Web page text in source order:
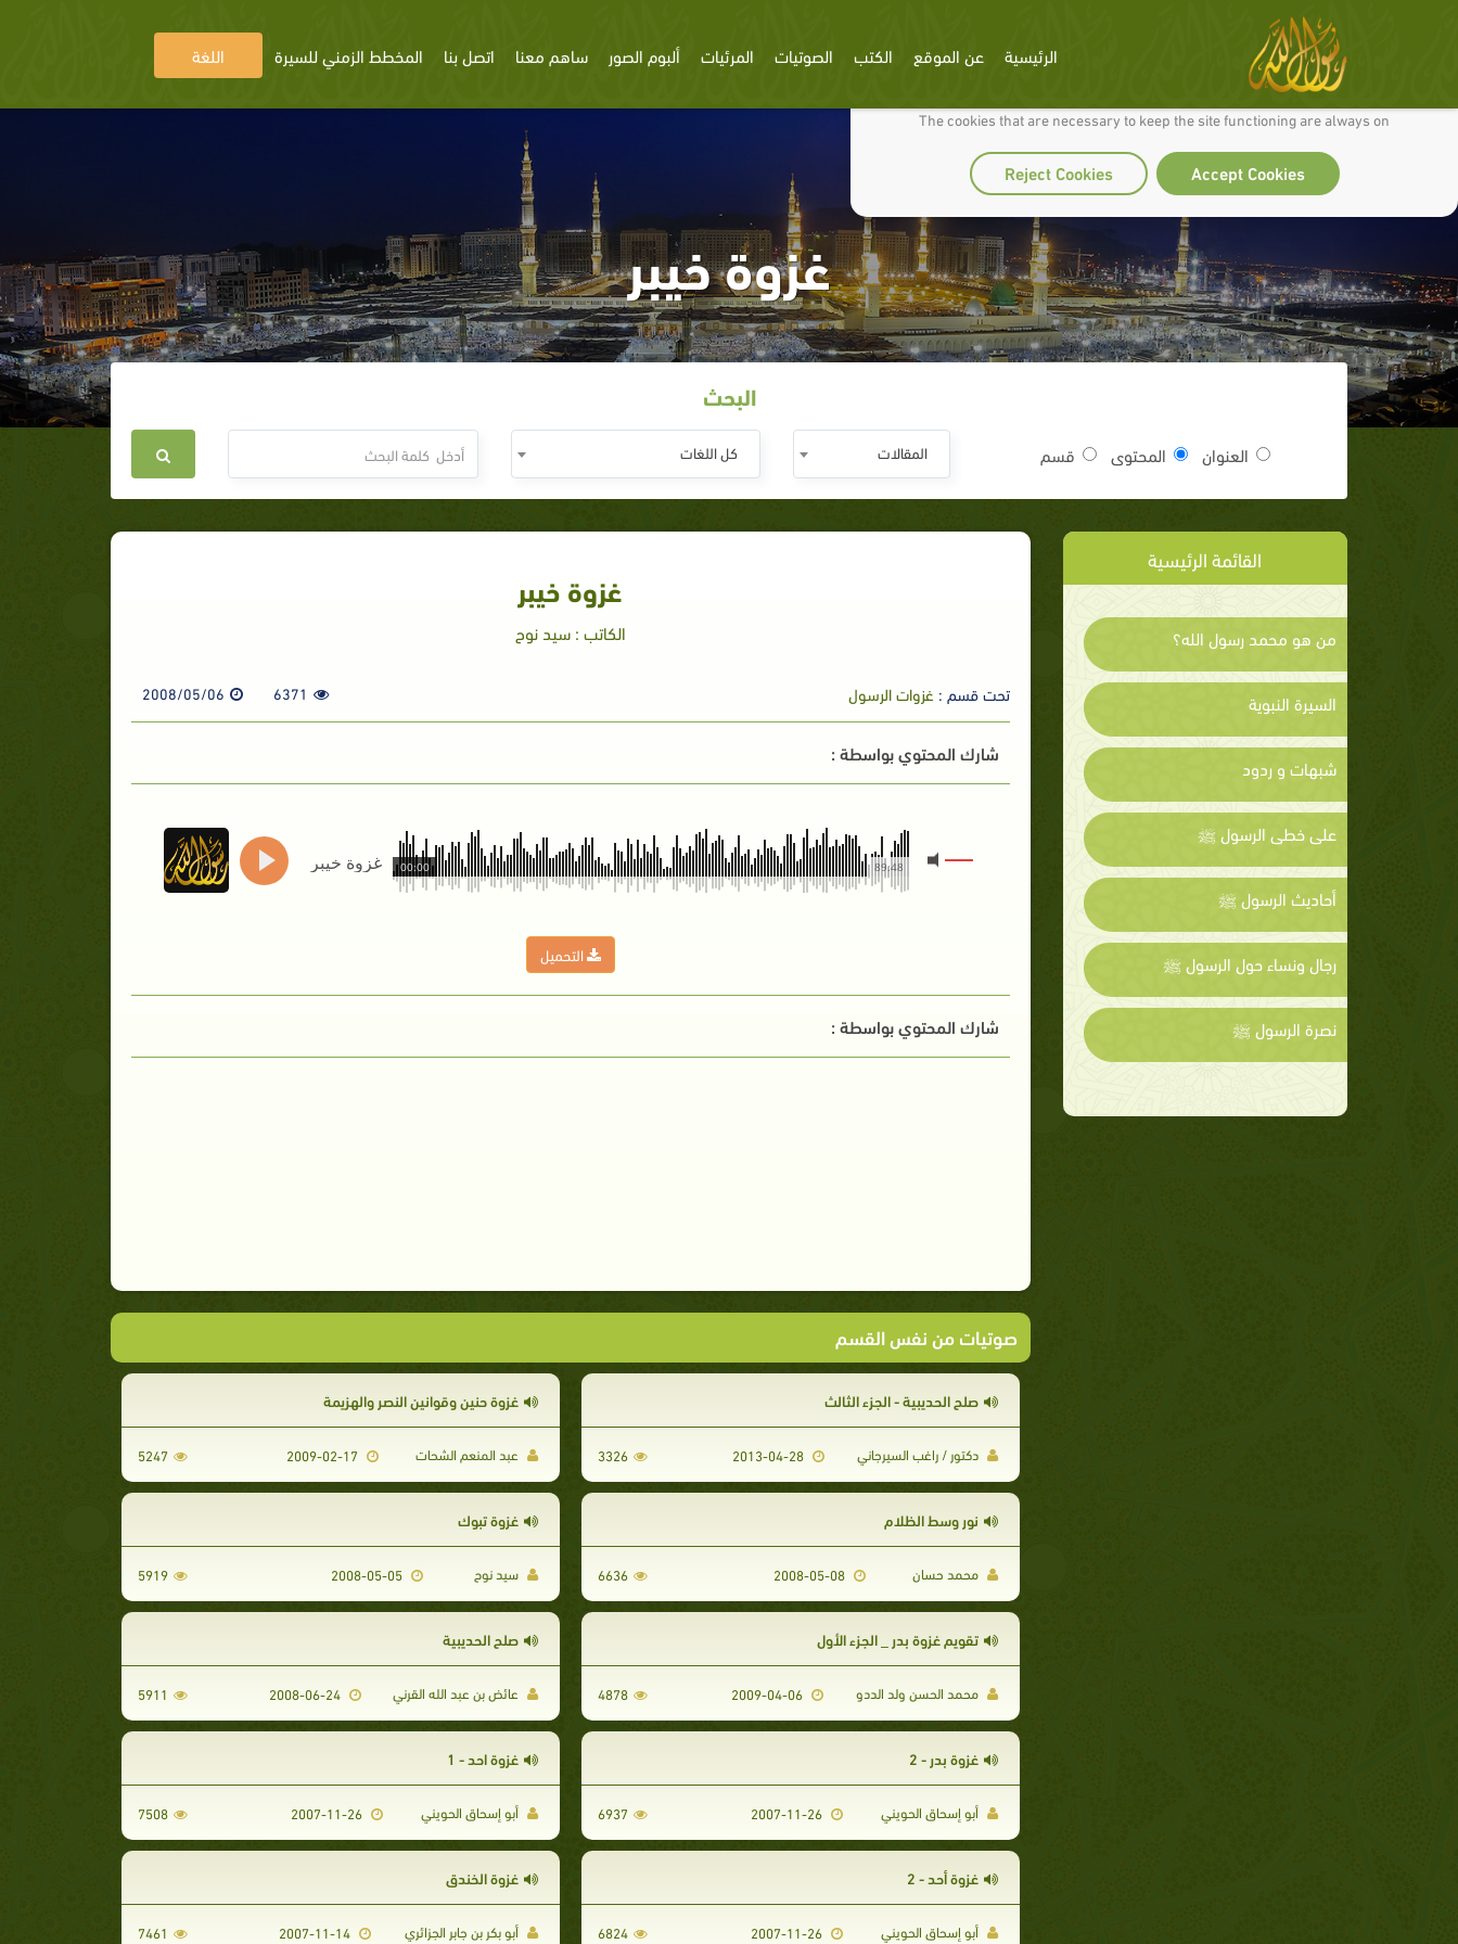
We use cookies to make our site work well for you and so we can continually improve it.
The cookies that are necessary to keep the site functioning are always on
Accept Cookies
Reject Cookies
الرئيسية عن الموقع الكتب الصوتيات المرئيات ألبوم الصور ساهم معنا اتصل بنا المخطط الزمني للسيرة اللغة
غزوة خيبر
البحث
العنوان المحتوى قسم المقالات كل اللغات
القائمة الرئيسية
من هو محمد رسول الله؟
السيرة النبوية
شبهات و ردود
على خطى الرسول ﷺ
أحاديث الرسول ﷺ
رجال ونساء حول الرسول ﷺ
نصرة الرسول ﷺ
غزوة خيبر
الكاتب : سيد نوح
تحت قسم : غزوات الرسول 6371
2008/05/06
شارك المحتوي بواسطة :
غزوة خيبر 89:48
00:00
التحميل
شارك المحتوي بواسطة :
صوتيات من نفس القسم
صلح الحديبية - الجزء الثالث
دكتور / راغب السيرجاني 3326
غزوة حنين وقوانين النصر والهزيمة
عبد المنعم الشحات 5247
نور وسط الظلام
محمد حسان 6636
غزوة تبوك
سيد نوح 2008-05-05
5919
تقويم غزوة بدر _ الجزء الأول
محمد الحسن ولد الددو 4878
صلح الحديبية
عائض بن عبد الله القرني 5911
غزوة بدر - 2
أبو إسحاق الحويني 2007-11-26
6937
غزوة احد - 1
أبو إسحاق الحويني 2007-11-26
7508
غزوة أحد - 2
أبو إسحاق الحويني 2007-11-26
6824
غزوة الخندق
أبو بكر بن جابر الجزائري 2007-11-14
7461